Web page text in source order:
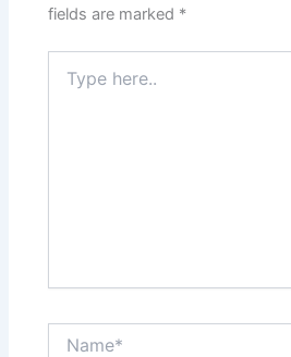
fields are marked *
here..